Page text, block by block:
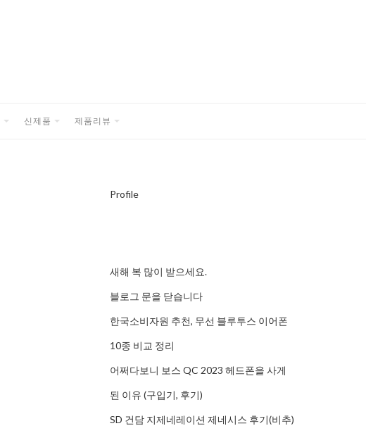
신제품 제품리뷰
Profile
새해 복 많이 받으세요.
블로그 문을 닫습니다
한국소비자원 추천, 무선 블루투스 이어폰
10종 비교 정리
어쩌다보니 보스 QC 2023 헤드폰을 사게
된 이유 (구입기, 후기)
SD 건담 지제네레이션 제네시스 후기(비추)